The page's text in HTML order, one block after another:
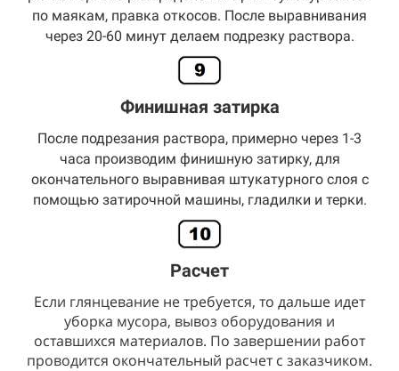
по маякам, правка откосов. После выравнивания
через 20-60 минут делаем подрезку раствора.
Финишная затирка
После подрезания раствора, примерно через 1-3
часа производим финишную затирку, для
окончательного выравнивая штукатурного слоя с
помощью затирочной машины, гладилки и терки.
Расчет
Если глянцевание не требуется, то дальше идет
уборка мусора, вывоз оборудования и
оставшихся материалов. По завершении работ
проводится окончательный расчет с заказчиком.